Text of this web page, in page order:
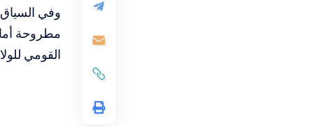
مطروحة
القومي